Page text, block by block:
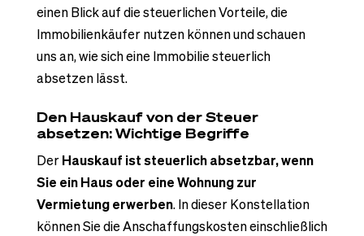
einen Blick auf die steuerlichen Vorteile, die
Immobilienkäufer nutzen können und schauen
uns an, wie sich eine Immobilie steuerlich
absetzen lässt.
Den Hauskauf von der Steuer
absetzen: Wichtige Begriffe
DerHauskauf ist steuerlich absetzbar, wenn
Sie ein Haus oder eine Wohnung zur
Vermietung erwerben. In dieser Konstellation
können Sie die Anschaffungskosten einschließlich